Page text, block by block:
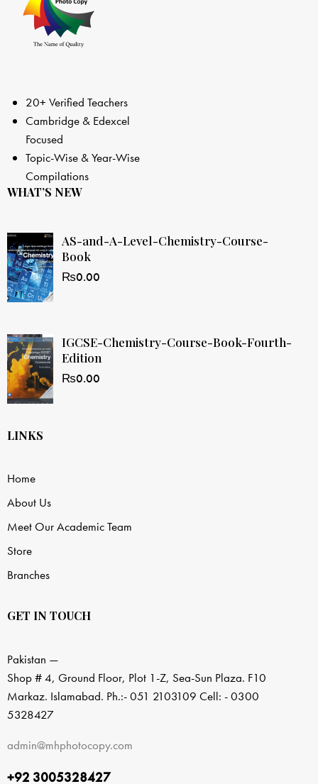
20+ Verified Teachers
Cambridge & Edexcel
Focused
Topic-Wise & Year-Wise
Compilations
WHAT’S NEW
AS-and-A-Level-Chemistry-Course-
Book
₨0.00
IGCSE-Chemistry-Course-Book-Fourth-
Edition
₨0.00
LINKS
Home
About Us
Meet Our Academic Team
Store
Branches
GET IN TOUCH
Pakistan —
Shop # 4, Ground Floor, Plot 1-Z, Sea-Sun Plaza. F10
Markaz. Islamabad. Ph.:- 051 2103109 Cell: - 0300
5328427
admin@mhphotocopy.com
+92 3005328427